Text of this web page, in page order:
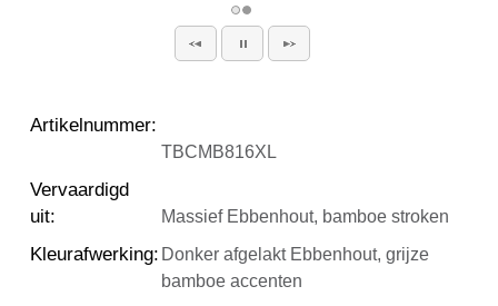
Artikelnummer:
TBCMB816XL
Vervaardigd
uit: Massief Ebbenhout, bamboe stroken
Kleurafwerking: Donker afgelakt Ebbenhout, grijze
bamboe accenten